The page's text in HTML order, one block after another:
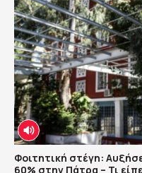
Φοιτητική στέγη:
60% στην Πάτρα – Τι